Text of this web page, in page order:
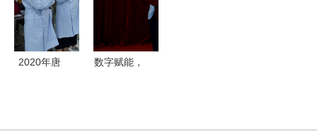
职业技能培
训服务
2020年唐
数字赋能，